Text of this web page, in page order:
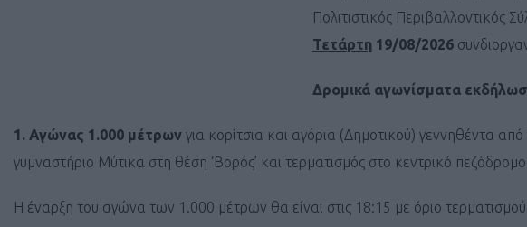
Πολιτιστικός Περιβαλλοντικός
Τετάρτη 19/08/2026
Δρομικά αγωνίσματα
1. Αγώνας 1.000 μέτρων για κορίτσια και αγόρια (Δημοτικού) γεννηθέντα
γυμναστήριο Μύτικα στη θέση ‘Βορός’ και τερματισμός στο κεντρικό
Η έναρξη του αγώνα των 1.000 μέτρων θα είναι στις 18:15 με όριο